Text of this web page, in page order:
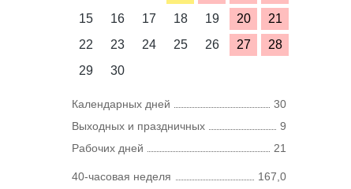
15
16 17 18 19 20
21
22
23 24 25 26 27
28
29
30
Календарных дней
30
Выходных и праздничных
9
Рабочих дней
21
40-часовая неделя
167,0